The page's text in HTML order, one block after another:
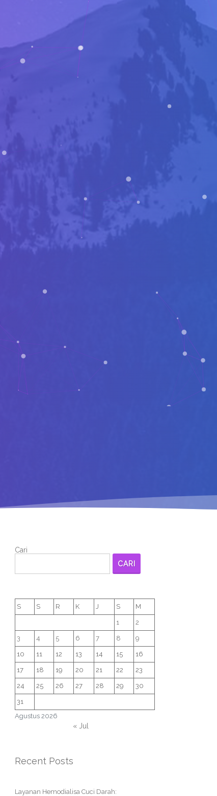
Cari
CARI
Agustus 2026
S S R K J S M
1 2
3 4 5 6 7 8 9
10 11 12 13 14 15 16
17 18 19 20 21 22 23
24 25 26 27 28 29 30
31
« Jul
Recent Posts
Layanan Hemodialisa Cuci Darah: